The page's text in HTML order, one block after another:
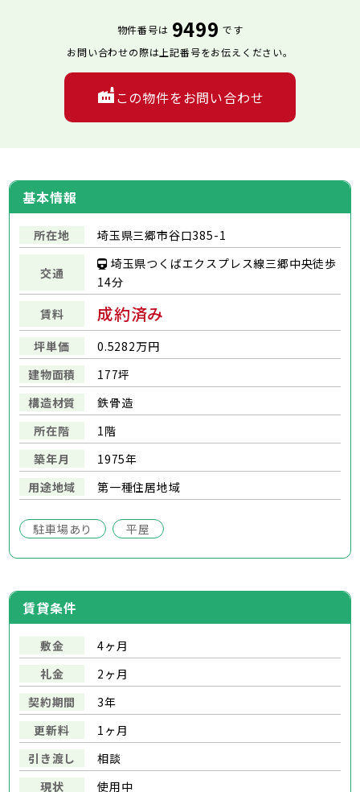
基本情報
所在地 埼玉県三郷市谷口385-1
交通
埼玉県つくばエクスプレス線三郷中央徒歩
14分
賃料
成約済み
坪単価
0.5282万円
建物面積
177坪
構造材質
鉄骨造
所在階
1階
築年月
1975年
用途地域
第一種住居地域
駐車場あり 平屋
物件番号は 9499 です
お問い合わせの際は上記番号をお伝えください。
この物件をお問い合わせ
賃貸条件
敷金
4ヶ月
礼金
2ヶ月
契約期間
3年
更新料
1ヶ月
引き渡し
相談
現状
使用中